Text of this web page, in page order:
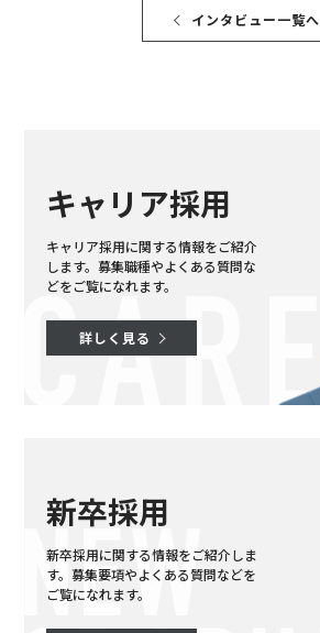
インタビュー一覧へ
キャリア採用
キャリア採用に関する情報をご紹介
します。募集職種やよくある質問な
どをご覧になれます。
詳しく見る
新卒採用
新卒採用に関する情報をご紹介しま
す。募集要項やよくある質問などを
ご覧になれます。